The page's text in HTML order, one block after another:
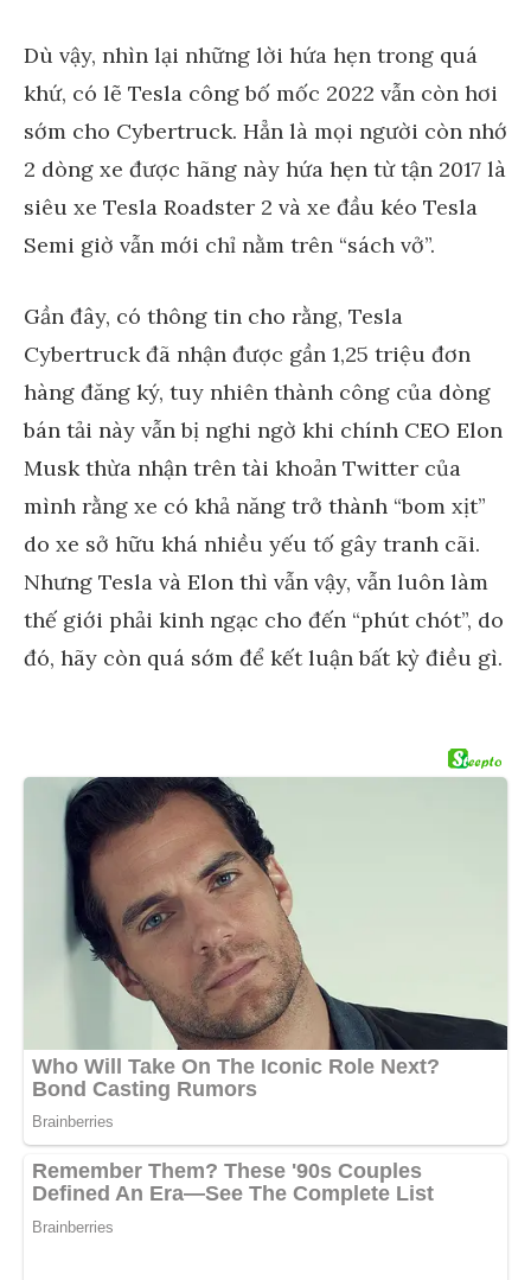
Dù vậy, nhìn lại những lời hứa hẹn trong quá
khứ, có lẽ Tesla công bố mốc 2022 vẫn còn hơi
sớm cho Cybertruck. Hẳn là mọi người còn nhớ
2 dòng xe được hãng này hứa hẹn từ tận 2017 là
siêu xe Tesla Roadster 2 và xe đầu kéo Tesla
Semi giờ vẫn mới chỉ nằm trên “sách vở”.
Gần đây, có thông tin cho rằng, Tesla
Cybertruck đã nhận được gần 1,25 triệu đơn
hàng đăng ký, tuy nhiên thành công của dòng
bán tải này vẫn bị nghi ngờ khi chính CEO Elon
Musk thừa nhận trên tài khoản Twitter của
mình rằng xe có khả năng trở thành “bom xịt”
do xe sở hữu khá nhiều yếu tố gây tranh cãi.
Nhưng Tesla và Elon thì vẫn vậy, vẫn luôn làm
thế giới phải kinh ngạc cho đến “phút chót”, do
đó, hãy còn quá sớm để kết luận bất kỳ điều gì.